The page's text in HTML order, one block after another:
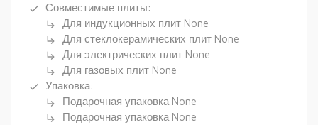
done Совместимые плиты:
subdirectory_arrow_right Для индукционных плит None
subdirectory_arrow_right Для стеклокерамических плит None
subdirectory_arrow_right Для электрических плит None
subdirectory_arrow_right Для газовых плит None
done Упаковка:
subdirectory_arrow_right Подарочная упаковка None
subdirectory_arrow_right Подарочная упаковка None